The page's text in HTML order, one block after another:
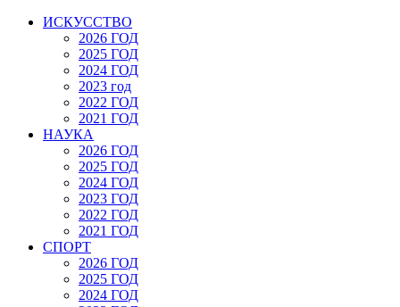
ИСКУССТВО
2026 ГОД
2025 ГОД
2024 ГОД
2023 год
2022 ГОД
2021 ГОД
НАУКА
2026 ГОД
2025 ГОД
2024 ГОД
2023 ГОД
2022 ГОД
2021 ГОД
СПОРТ
2026 ГОД
2025 ГОД
2024 ГОД